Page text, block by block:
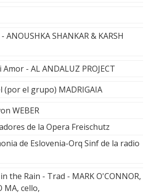
SHANKAR & KARSH
- AL ANDALUZ PROJECT
el grupo) MADRIGAIA
WEBER
de la Opera Freischutz
de Eslovenia-Orq Sinf de la radio
the Rain - Trad - MARK O'CONNOR,
MA, cello,